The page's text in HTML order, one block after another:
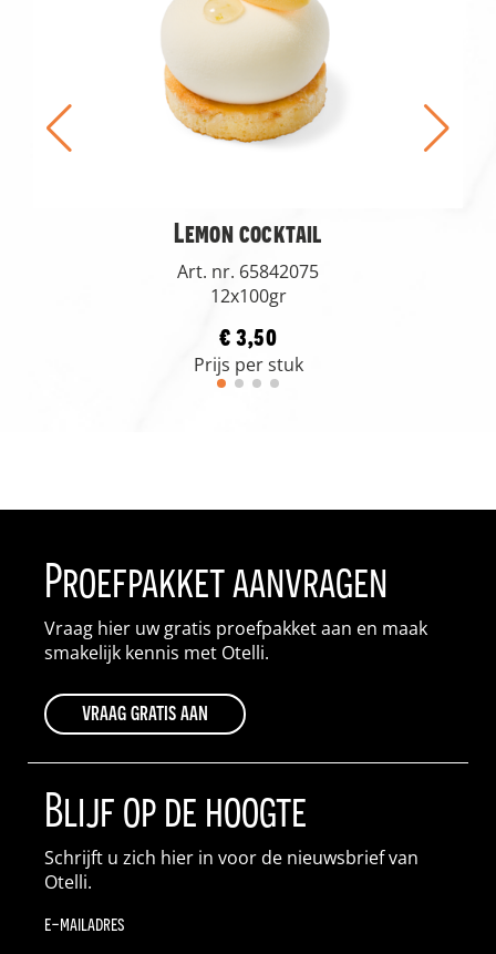
Lemon cocktail
Art. nr. 65842075
12x100gr
€ 3,50
Prijs per stuk
Proefpakket aanvragen
Vraag hier uw gratis proefpakket aan en maak
smakelijk kennis met Otelli.
vraag gratis aan
Blijf op de hoogte
Schrijft u zich hier in voor de nieuwsbrief van
Otelli.